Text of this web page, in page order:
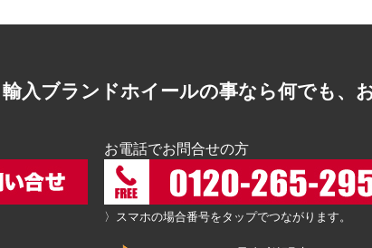
入ブランドホイールの事なら何でも、
お電話でお問合せの方
〉スマホの場合番号をタップでつながります。